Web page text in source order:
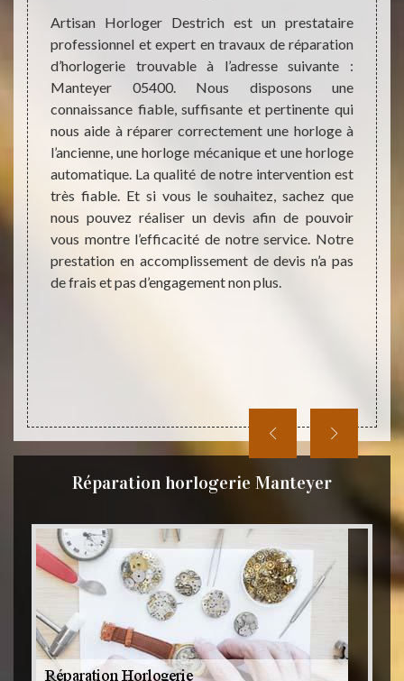
est
au
un
le
une
une
Artisan Horloger Destrich est un prestataire
professionnel et expert en travaux de réparation
d’horlogerie trouvable à l’adresse suivante :
Manteyer 05400. Nous disposons une
connaissance fiable, suffisante et pertinente qui
nous aide à réparer correctement une horloge à
l’ancienne, une horloge mécanique et une horloge
automatique. La qualité de notre intervention est
très fiable. Et si vous le souhaitez, sachez que
nous pouvez réaliser un devis afin de pouvoir
vous montre l’efficacité de notre service. Notre
prestation en accomplissement de devis n’a pas
de frais et pas d’engagement non plus.
la
du
de
les
de
pas
Réparation horlogerie Manteyer